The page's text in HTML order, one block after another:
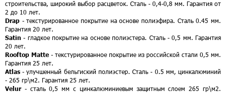
строительства, широкий выбор расцветок. Сталь - 0,4-0,8 мм. Гарантия от
2 до 10 лет.
Drap - текстурированное покрытие на основе полиэфира. Сталь 0.45 мм.
Гарантия 20 лет.
Satin - гладкое покрытие на основе полиэстера. Сталь - 0,5 мм. Гарантия
20 лет.
Rooftop Matte - текстурированное покрытие из российской стали 0,5 мм.
Гарантия 25 лет.
Atlas - улучшенный бельгиский полиэстер. Сталь - 0.5 мм, цинкалюминий
- 265 гр\м2. Гарантия 25 лет.
Velur- сталь 0,5 мм с цинкалюминиевым защитным слоем 265 гр\м2.